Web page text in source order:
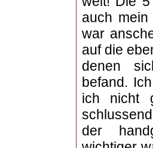
auch
war
auf die
denen
befand.
ich nicht
der